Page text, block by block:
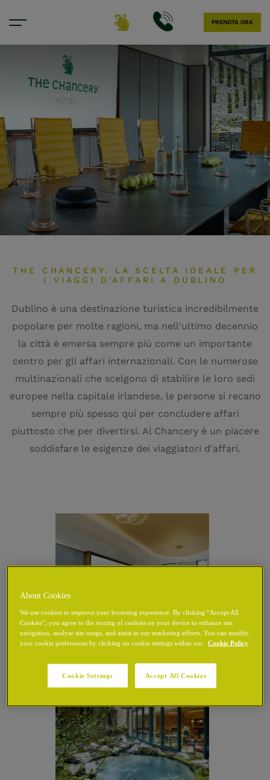
PRENOTA ORA
Riunioni ed eventi
THE CHANCERY: LA SCELTA IDEALE PER
I VIAGGI D'AFFARI A DUBLINO
Dublino è una destinazione turistica incredibilmente
popolare per molte ragioni, ma nell'ultimo decennio
la città è emersa sempre più come un importante
centro per gli affari internazionali. Con le numerose
multinazionali che scelgono di stabilire le loro sedi
europee nella capitale irlandese, le persone si recano
sempre più spesso qui per concludere affari
piuttosto che per divertirsi. Al Chancery è un piacere
soddisfare le esigenze dei viaggiatori d'affari.
About Cookies
We use cookies to improve your browsing experience. By clicking “Accept All
Cookies”, you agree to the storing of cookies on your device to enhance site
navigation, analyse site usage, and assist in our marketing efforts. You can modify
your cookie preferences by clicking on cookie settings within our
Cookie Policy
Cookie Settings Accept All Cookies